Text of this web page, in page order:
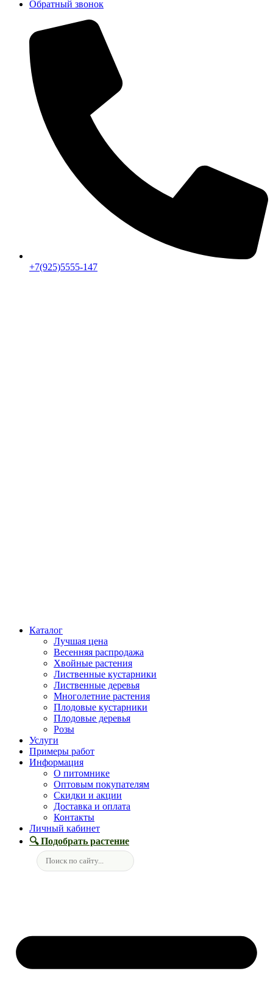
Обратный звонок
+7(925)5555-147
Каталог
Лучшая цена
Весенняя распродажа
Хвойные растения
Лиственные кустарники
Лиственные деревья
Многолетние растения
Плодовые кустарники
Плодовые деревья
Розы
Услуги
Примеры работ
Информация
О питомнике
Оптовым покупателям
Скидки и акции
Доставка и оплата
Контакты
Личный кабинет
🔍 Подобрать растение